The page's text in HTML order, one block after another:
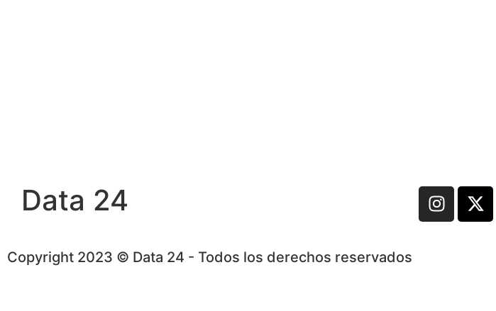
Data 24
Copyright 2023 © Data 24 - Todos los derechos reservados